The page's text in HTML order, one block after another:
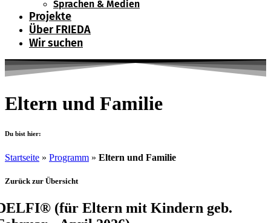
Sprachen & Medien
Projekte
Über FRIEDA
Wir suchen
Eltern und Familie
Du bist hier:
Startseite » Programm » Eltern und Familie
Zurück zur Übersicht
(für Eltern mit Kindern geb.